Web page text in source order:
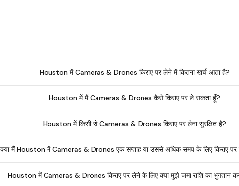
Houston में Cameras & Drones किराए पर लेने में कितना खर्च आता है?
Houston में मैं Cameras & Drones कैसे किराए पर ले सकता हूँ?
Houston में किसी से Cameras & Drones किराए पर लेना सुरक्षित है?
क्या मैं Houston में Cameras & Drones एक सप्ताह या उससे अधिक समय के लिए किराए
Houston में Cameras & Drones किराए पर लेने के लिए क्या मुझे जमा राशि का भुगतान